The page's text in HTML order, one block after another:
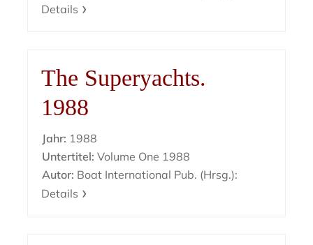
Details
The Superyachts.
1988
Jahr: 1988
Untertitel: Volume One 1988
Autor: Boat International Pub. (Hrsg.):
Details